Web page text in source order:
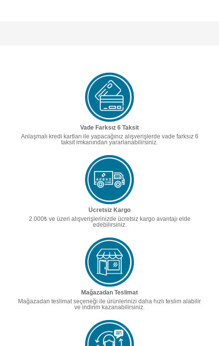
Vade Farksız 6 Taksit
Anlaşmalı kredi kartları ile yapacağınız alışverişlerde vade farksız 6
taksit imkanından yararlanabilirsiniz.
Ücretsiz Kargo
2.000₺ ve üzeri alışverişlerinizde ücretsiz kargo avantajı elde
edebilirsiniz.
Mağazadan Teslimat
Mağazadan teslimat seçeneği ile ürünlerinizi daha hızlı teslim alabilir
ve indirim kazanabilirsiniz.